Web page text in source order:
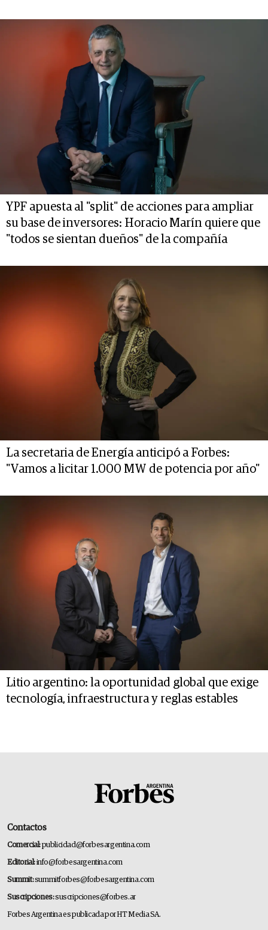
YPF apuesta al "split" de acciones para ampliar
su base de inversores: Horacio Marín quiere que
"todos se sientan dueños" de la compañía
La secretaria de Energía anticipó a Forbes:
"Vamos a licitar 1.000 MW de potencia por año"
Litio argentino: la oportunidad global que exige
tecnología, infraestructura y reglas estables
Contactos
Comercial:publicidad@forbesargentina.com
Editorial:info@forbesargentina.com
Summit:summitforbes@forbesargentina.com
Suscripciones:suscripciones@forbes.ar
Forbes Argentina es publicada por HT Media SA.